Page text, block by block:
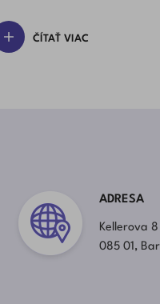
ČÍTAŤ VIAC
ADRESA
Kellerova 8
085 01,